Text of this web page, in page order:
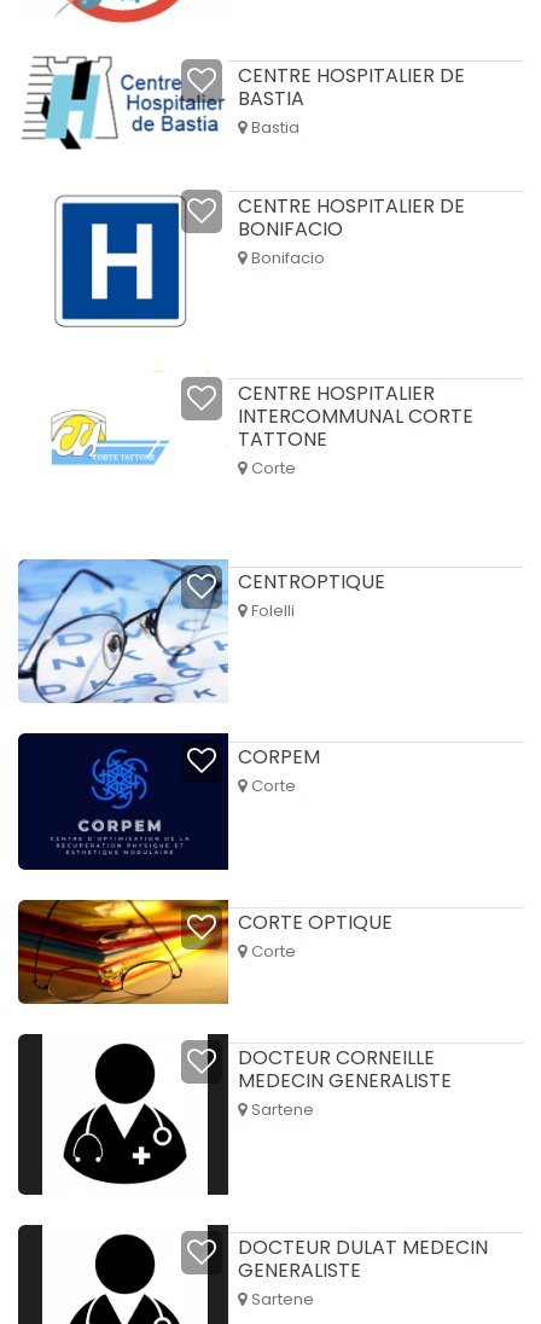
CENTRE HOSPITALIER DE
BASTIA
Bastia
CENTRE HOSPITALIER DE
BONIFACIO
Bonifacio
CENTRE HOSPITALIER
INTERCOMMUNAL CORTE
TATTONE
Corte
CENTROPTIQUE
Folelli
CORPEM
Corte
CORTE OPTIQUE
Corte
DOCTEUR CORNEILLE
MEDECIN GENERALISTE
Sartene
DOCTEUR DULAT MEDECIN
GENERALISTE
Sartene